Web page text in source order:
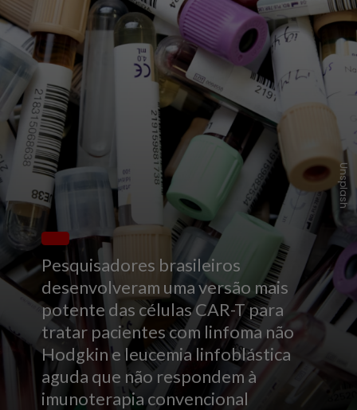
Pesquisadores brasileiros
desenvolveram uma versão mais
potente das células CAR-T para
tratar pacientes com linfoma não
Hodgkin e leucemia linfoblástica
aguda que não respondem à
imunoterapia convencional
Unsplash